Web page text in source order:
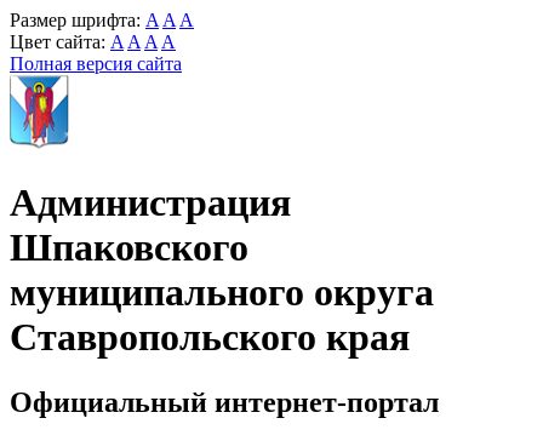
Размер шрифта: A A A
Цвет сайта: A A A A
Полная версия сайта
Администрация
Шпаковского
муниципального округа
Ставропольского края
Официальный интернет-портал